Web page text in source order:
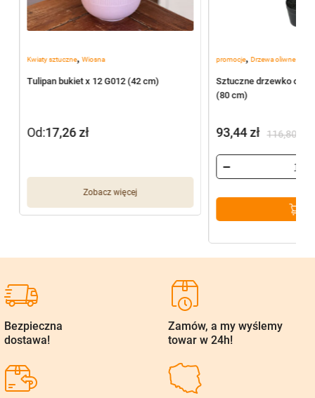
Kwiaty sztuczne, Wiosna
Tulipan bukiet x 12 G012 (42 cm)
Zobacz więcej
Od:17,26zł
promocje,Drzewa oliwne
Sztuczne drzewko
(80 cm)
116,80
cena
wynosiła:
116,80 zł.
93,44zł
cena
wynosi:
93,44 zł.
Bezpieczna
dostawa!
Zamów, a my wyślemy
towar w 24h!